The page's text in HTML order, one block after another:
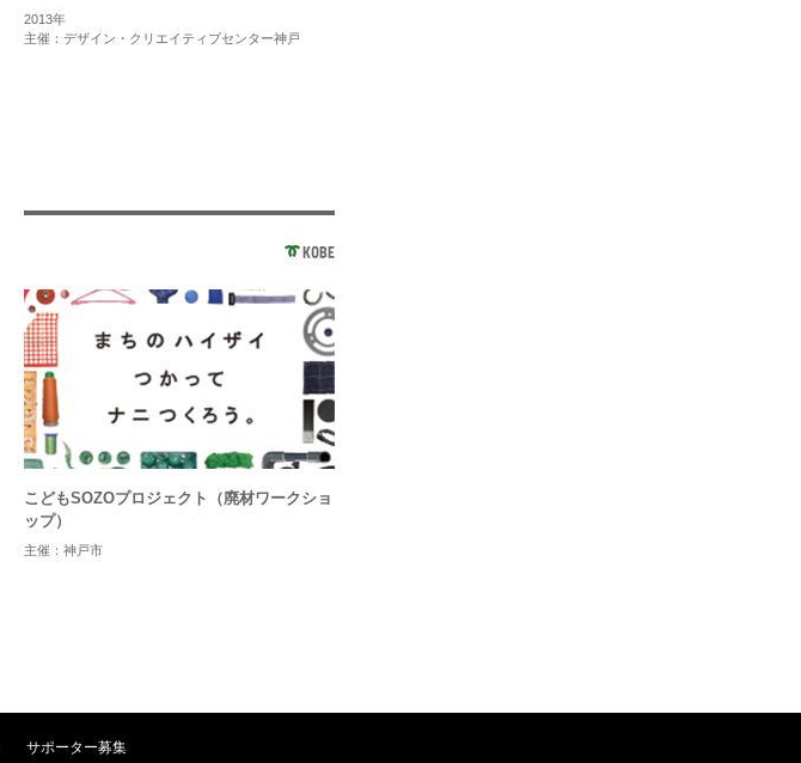
2013年
主催：デザイン・クリエイティブセンター神戸
KOBE
こどもSOZOプロジェクト（廃材ワークショ
ップ）
主催：神戸市
サポーター募集